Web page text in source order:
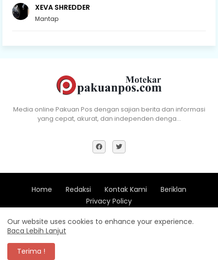
XEVA SHREDDER
Mantap
Media online Pakuan Pos dengan sajian berita dan informasi
yang cepat, akurat, dan independen denga…
Home Redaksi Kontak Kami
Beriklan
Privacy Policy
Design by -Blogger Templates
Our website uses cookies to enhance your experience.
Baca Lebih Lanjut
Terima !